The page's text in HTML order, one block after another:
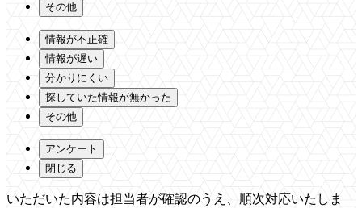
その他
情報が不正確
情報が遅い
分かりにくい
探していた情報が無かった
その他
アンケート
閉じる
いただいた内容は担当者が確認のうえ、順次対応いたしま